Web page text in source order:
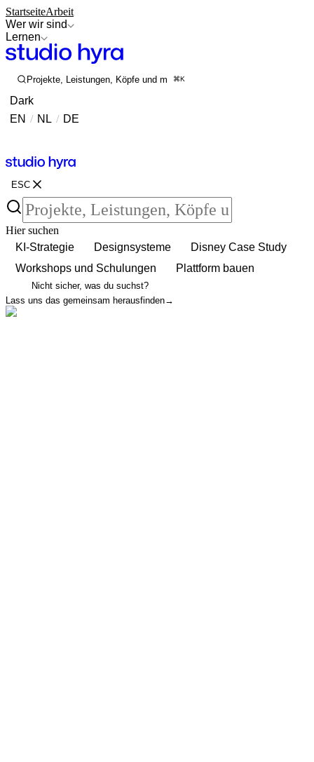
StartseiteArbeit
Wer wir sind
Lernen
Projekte, Leistungen, Köpfe und mehr durchsuchen
⌘K
Dark
EN / NL / DE
ESC
Hier suchen
KI-Strategie
Designsysteme
Disney Case Study
Workshops und Schulungen
Plattform bauen
Nicht sicher, was du suchst?
Lass uns das gemeinsam herausfinden→